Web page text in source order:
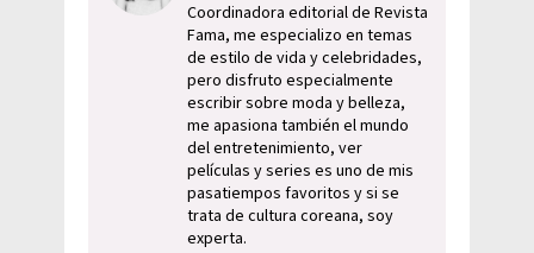
Coordinadora editorial de Revista
Fama, me especializo en temas
de estilo de vida y celebridades,
pero disfruto especialmente
escribir sobre moda y belleza,
me apasiona también el mundo
del entretenimiento, ver
películas y series es uno de mis
pasatiempos favoritos y si se
trata de cultura coreana, soy
experta.